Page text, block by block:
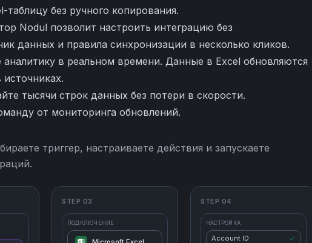
без ручного копирования.
Nodul позволит настроить интеграцию без
данных и правила синхронизации в несколько кликов.
в реальном времени. Данные в Excel обновляются
тысячи строк данных без потери в скорости.
от мониторинга обновлений.
триггер, настраиваете действия и запускаете
STEP 03
ПОДКЛЮЧЕНИЕ
STEP 04
НАСТРОЙКА
Account ID